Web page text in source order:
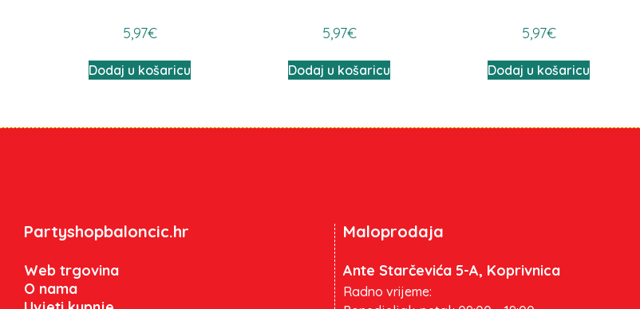
5,97€
Dodaj u košaricu
5,97€
Dodaj u košaricu
5,97€
Dodaj u košaricu
Partyshopbaloncic.hr
Web trgovina
O nama
Maloprodaja
Ante Starčevića 5-A, Koprivnica
Radno vrijeme: